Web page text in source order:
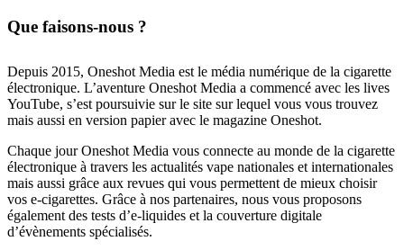
Que faisons-nous ?
Depuis 2015, Oneshot Media est le média numérique de la cigarette
électronique. L’aventure Oneshot Media a commencé avec les lives
YouTube, s’est poursuivie sur le site sur lequel vous vous trouvez
mais aussi en version papier avec le magazine Oneshot.
Chaque jour Oneshot Media vous connecte au monde de la cigarette
électronique à travers les actualités vape nationales et internationales
mais aussi grâce aux revues qui vous permettent de mieux choisir
vos e-cigarettes. Grâce à nos partenaires, nous vous proposons
également des tests d’e-liquides et la couverture digitale
d’évènements spécialisés.